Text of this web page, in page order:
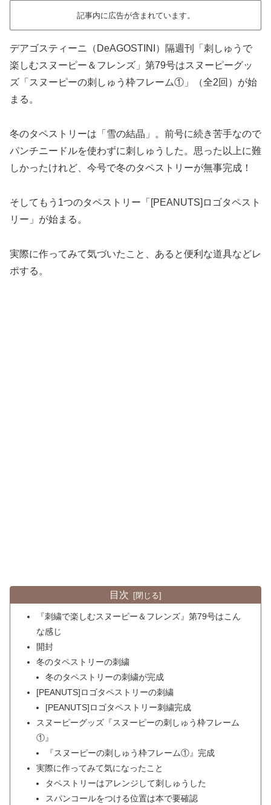
記事内に広告が含まれています。
デアゴスティーニ（DeAGOSTINI）隔週刊「刺しゅうで
楽しむスヌーピー＆フレンズ」第79号はスヌーピーグッ
ズ「スヌーピーの刺しゅう枠フレーム①」（全2回）が始
まる。
冬のタペストリーは「雪の結晶」。前号に続き苦手なので
パンチニードルを使わずに刺しゅうした。思った以上に難
しかったけれど、今号で冬のタペストリーが無事完成！
そしてもう1つのタペストリー「[PEANUTS]ロゴタペスト
リー」が始まる。
実際に作ってみて気づいたこと、あると便利な道具などレ
ポする。
目次
『刺繍で楽しむスヌーピー＆フレンズ』第79号はこん
な感じ
開封
冬のタペストリーの刺繍
冬のタペストリーの刺繍が完成
[PEANUTS]ロゴタペストリーの刺繍
[PEANUTS]ロゴタペストリー刺繍完成
スヌーピーグッズ『スヌーピーの刺しゅう枠フレーム
①』
『スヌーピーの刺しゅう枠フレーム①』完成
実際に作ってみて気になったこと
タペストリーはアレンジして刺しゅうした
スパンコールをつける位置は本で要確認